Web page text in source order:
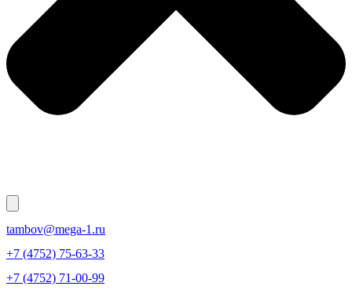
tambov@mega-1.ru
+7 (4752) 75-63-33
+7 (4752) 71-00-99